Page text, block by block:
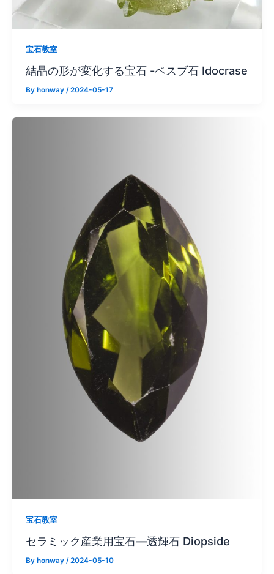
宝石教室
結晶の形が変化する宝石 -ベスブ石 Idocrase
By honway /2024-05-17
宝石教室
セラミック産業用宝石—透輝石 Diopside
By honway /2024-05-10